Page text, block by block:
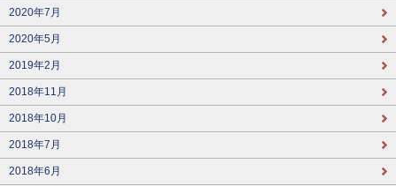
2020年7月
2020年5月
2019年2月
2018年11月
2018年10月
2018年7月
2018年6月